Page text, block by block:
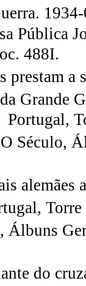
Pública
488I.
prestam a
Grande
Século,
alemães
Álbuns
do